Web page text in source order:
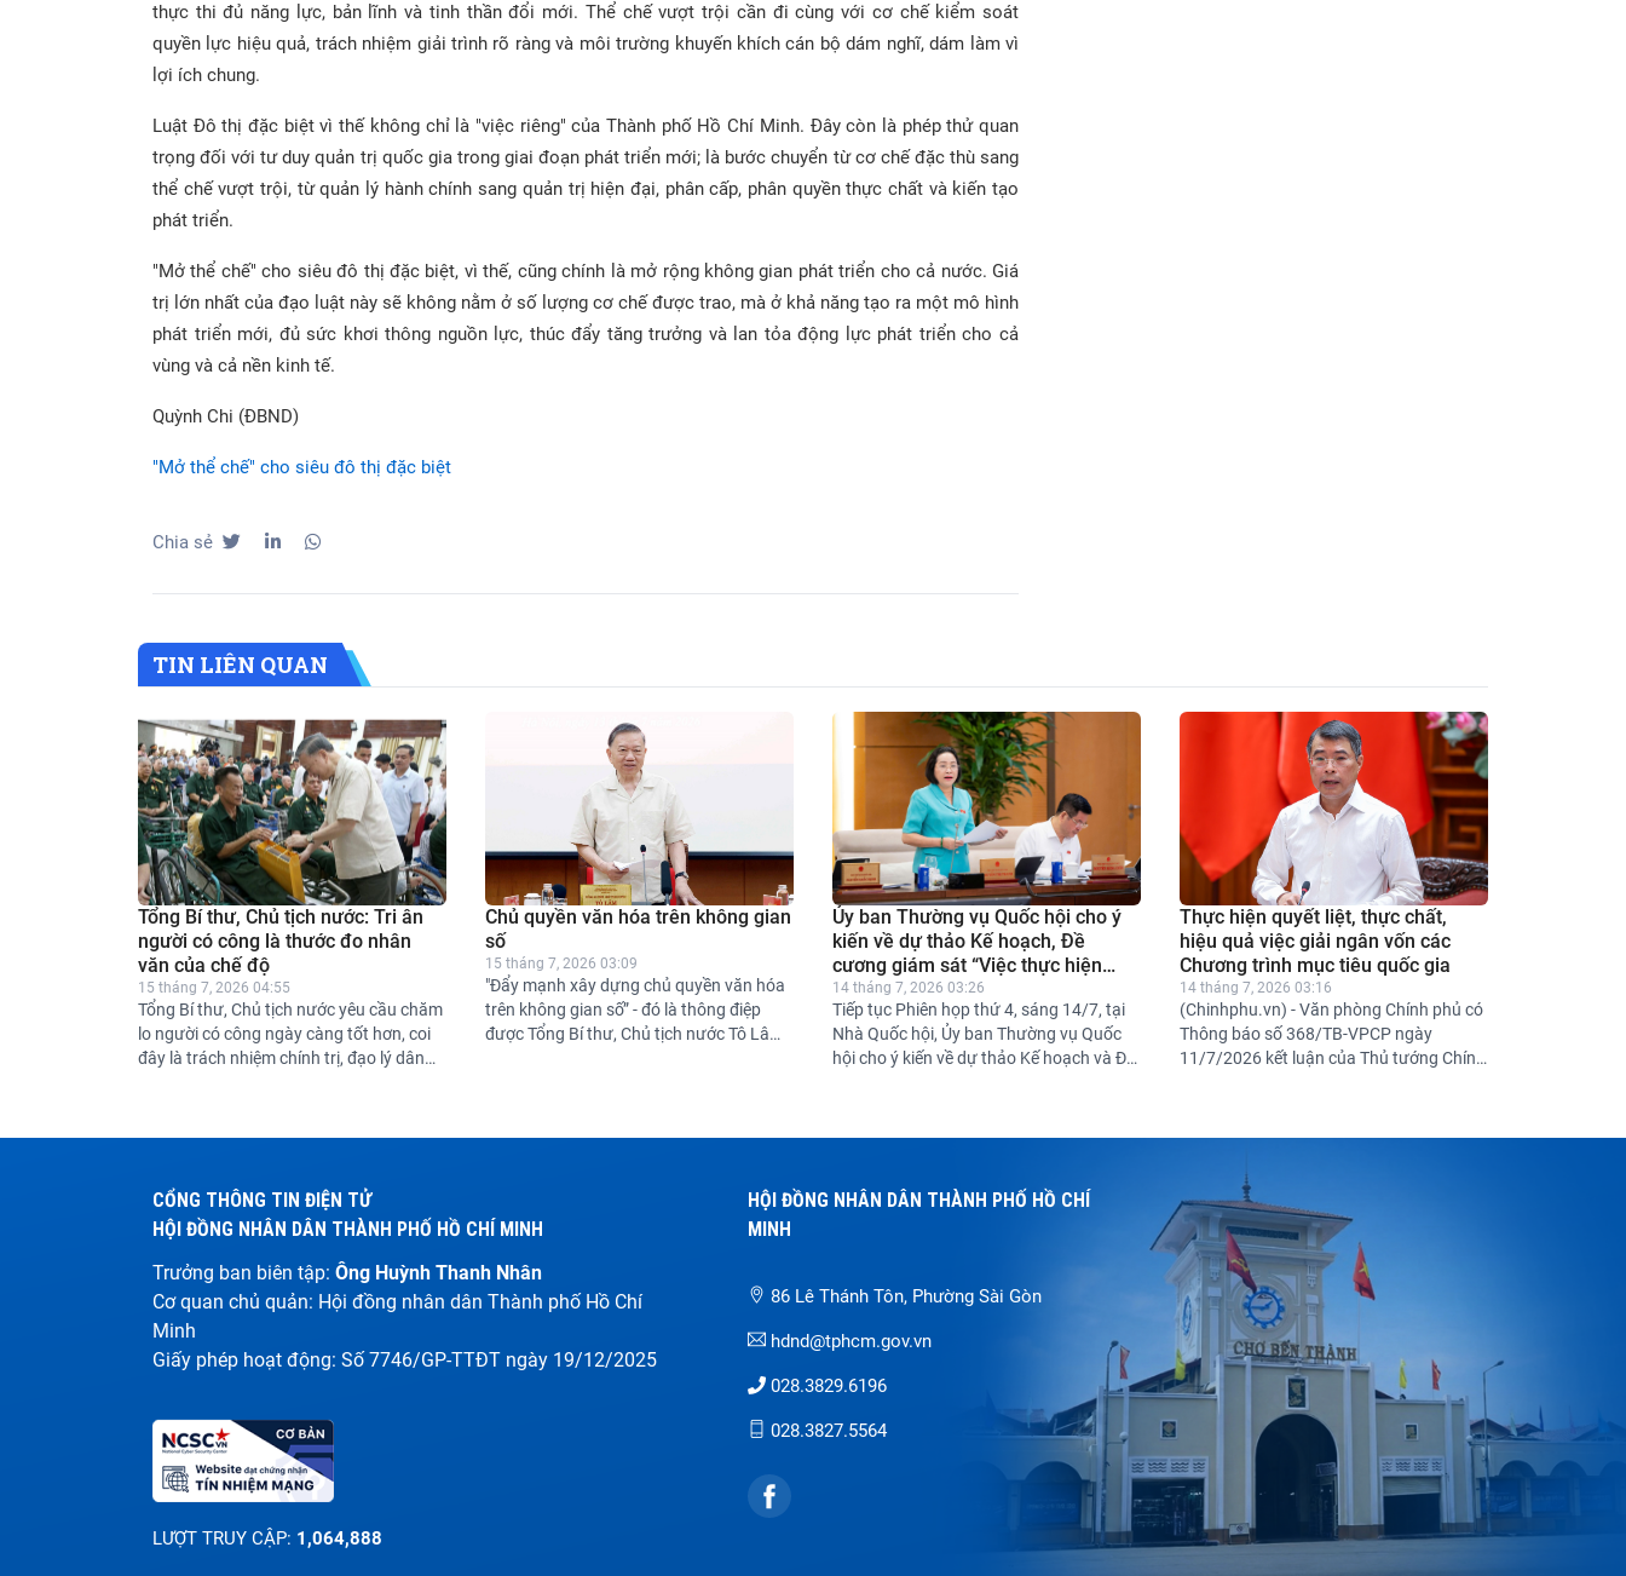
thực thi đủ năng lực, bản lĩnh và tinh thần đổi mới. Thể chế vượt trội cần đi cùng với cơ chế kiểm soát
quyền lực hiệu quả, trách nhiệm giải trình rõ ràng và môi trường khuyến khích cán bộ dám nghĩ, dám làm vì
lợi ích chung.
Luật Đô thị đặc biệt vì thế không chỉ là "việc riêng" của Thành phố Hồ Chí Minh. Đây còn là phép thử quan
trọng đối với tư duy quản trị quốc gia trong giai đoạn phát triển mới; là bước chuyển từ cơ chế đặc thù sang
thể chế vượt trội, từ quản lý hành chính sang quản trị hiện đại, phân cấp, phân quyền thực chất và kiến tạo
phát triển.
"Mở thể chế" cho siêu đô thị đặc biệt, vì thế, cũng chính là mở rộng không gian phát triển cho cả nước. Giá
trị lớn nhất của đạo luật này sẽ không nằm ở số lượng cơ chế được trao, mà ở khả năng tạo ra một mô hình
phát triển mới, đủ sức khơi thông nguồn lực, thúc đẩy tăng trưởng và lan tỏa động lực phát triển cho cả
vùng và cả nền kinh tế.
Quỳnh Chi (ĐBND)
"Mở thể chế" cho siêu đô thị đặc biệt
Chia sẻ
TIN LIÊN QUAN
Tổng Bí thư, Chủ tịch nước: Tri ân
người có công là thước đo nhân
văn của chế độ
15 tháng 7, 2026 04:55
Tổng Bí thư, Chủ tịch nước yêu cầu chăm
lo người có công ngày càng tốt hơn, coi
đây là trách nhiệm chính trị, đạo lý dân
Chủ quyền văn hóa trên không gian
số
15 tháng 7, 2026 03:09
"Đẩy mạnh xây dựng chủ quyền văn hóa
trên không gian số” - đó là thông điệp
được Tổng Bí thư, Chủ tịch nước Tô Lâm
Ủy ban Thường vụ Quốc hội cho ý
kiến về dự thảo Kế hoạch, Đề
cương giám sát “Việc thực hiện
chính sách, pháp luật về bảo hiểm
xã hội giai đoạn 2021-2026”
14 tháng 7, 2026 03:26
Tiếp tục Phiên họp thứ 4, sáng 14/7, tại
Nhà Quốc hội, Ủy ban Thường vụ Quốc
hội cho ý kiến về dự thảo Kế hoạch và Đề
Thực hiện quyết liệt, thực chất,
hiệu quả việc giải ngân vốn các
Chương trình mục tiêu quốc gia
14 tháng 7, 2026 03:16
(Chinhphu.vn) - Văn phòng Chính phủ có
Thông báo số 368/TB-VPCP ngày
11/7/2026 kết luận của Thủ tướng Chính
CỔNG THÔNG TIN ĐIỆN TỬ
HỘI ĐỒNG NHÂN DÂN THÀNH PHỐ HỒ CHÍ MINH
Trưởng ban biên tập: Ông Huỳnh Thanh Nhân
Cơ quan chủ quản: Hội đồng nhân dân Thành phố Hồ Chí
Minh
Giấy phép hoạt động: Số 7746/GP-TTĐT ngày 19/12/2025
LƯỢT TRUY CẬP: 1,064,888
HỘI ĐỒNG NHÂN DÂN THÀNH PHỐ HỒ CHÍ
MINH
86 Lê Thánh Tôn, Phường Sài Gòn
hdnd@tphcm.gov.vn
028.3829.6196
028.3827.5564